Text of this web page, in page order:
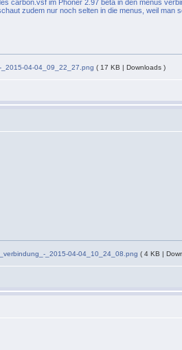
carbon.vsf im Phoner 2.97 beta in den menus
zudem nur noch selten in die menus, weil man
04-04_09_22_27.png ( 17 KB | Downloads )
_2015-04-04_10_24_08.png ( 4 KB |